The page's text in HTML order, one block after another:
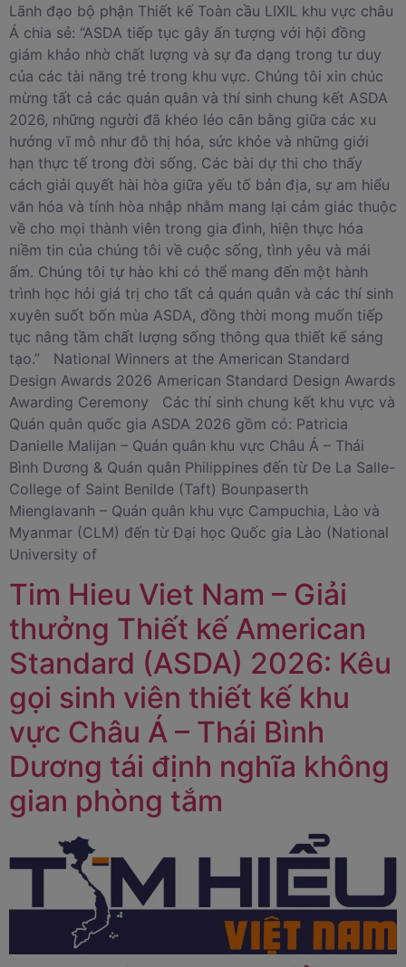
Lãnh đạo bộ phận Thiết kế Toàn cầu LIXIL khu vực châu
Á chia sẻ: “ASDA tiếp tục gây ấn tượng với hội đồng
giám khảo nhờ chất lượng và sự đa dạng trong tư duy
của các tài năng trẻ trong khu vực. Chúng tôi xin chúc
mừng tất cả các quán quân và thí sinh chung kết ASDA
2026, những người đã khéo léo cân bằng giữa các xu
hướng vĩ mô như đô thị hóa, sức khỏe và những giới
hạn thực tế trong đời sống. Các bài dự thi cho thấy
cách giải quyết hài hòa giữa yếu tố bản địa, sự am hiểu
văn hóa và tính hòa nhập nhằm mang lại cảm giác thuộc
về cho mọi thành viên trong gia đình, hiện thực hóa
niềm tin của chúng tôi về cuộc sống, tình yêu và mái
ấm. Chúng tôi tự hào khi có thể mang đến một hành
trình học hỏi giá trị cho tất cả quán quân và các thí sinh
xuyên suốt bốn mùa ASDA, đồng thời mong muốn tiếp
tục nâng tầm chất lượng sống thông qua thiết kế sáng
tạo.” National Winners at the American Standard
Design Awards 2026 American Standard Design Awards
Awarding Ceremony Các thí sinh chung kết khu vực và
Quán quân quốc gia ASDA 2026 gồm có: Patricia
Danielle Malijan – Quán quân khu vực Châu Á – Thái
Bình Dương & Quán quân Philippines đến từ De La Salle-
College of Saint Benilde (Taft) Bounpaserth
Mienglavanh – Quán quân khu vực Campuchia, Lào và
Myanmar (CLM) đến từ Đại học Quốc gia Lào (National
University of
Tim Hieu Viet Nam – Giải
thưởng Thiết kế American
Standard (ASDA) 2026: Kêu
gọi sinh viên thiết kế khu
vực Châu Á – Thái Bình
Dương tái định nghĩa không
gian phòng tắm